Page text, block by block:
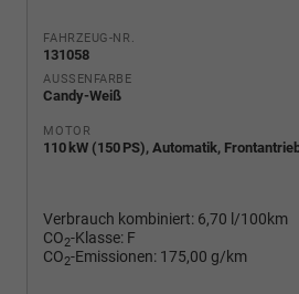
FAHRZEUG-NR.
131058
AUSSENFARBE
Candy-Weiß
MOTOR
110 kW (150 PS), Automatik,
Verbrauch kombiniert: 6,70 l/100km
CO2-Klasse: F
CO2-Emissionen: 175,00 g/km